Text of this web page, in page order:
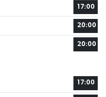
17:00
20:00
20:00
17:00